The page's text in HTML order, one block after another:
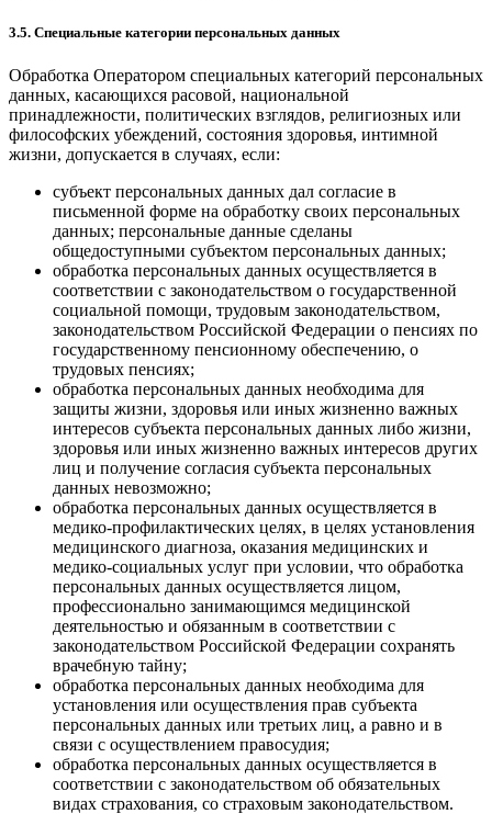
3.5. Специальные категории персональных данных
Обработка Оператором специальных категорий персональных
данных, касающихся расовой, национальной
принадлежности, политических взглядов, религиозных или
философских убеждений, состояния здоровья, интимной
жизни, допускается в случаях, если:
субъект персональных данных дал согласие в
письменной форме на обработку своих персональных
данных; персональные данные сделаны
общедоступными субъектом персональных данных;
обработка персональных данных осуществляется в
соответствии с законодательством о государственной
социальной помощи, трудовым законодательством,
законодательством Российской Федерации о пенсиях по
государственному пенсионному обеспечению, о
трудовых пенсиях;
обработка персональных данных необходима для
защиты жизни, здоровья или иных жизненно важных
интересов субъекта персональных данных либо жизни,
здоровья или иных жизненно важных интересов других
лиц и получение согласия субъекта персональных
данных невозможно;
обработка персональных данных осуществляется в
медико-профилактических целях, в целях установления
медицинского диагноза, оказания медицинских и
медико-социальных услуг при условии, что обработка
персональных данных осуществляется лицом,
профессионально занимающимся медицинской
деятельностью и обязанным в соответствии с
законодательством Российской Федерации сохранять
врачебную тайну;
обработка персональных данных необходима для
установления или осуществления прав субъекта
персональных данных или третьих лиц, а равно и в
связи с осуществлением правосудия;
обработка персональных данных осуществляется в
соответствии с законодательством об обязательных
видах страхования, со страховым законодательством.